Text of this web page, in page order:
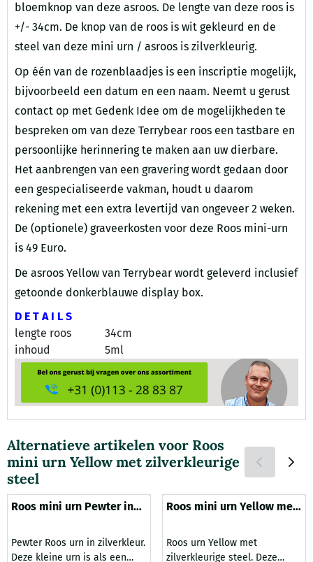
bloemknop van deze asroos. De lengte van deze roos is
+/- 34cm. De knop van de roos is wit gekleurd en de
steel van deze mini urn / asroos is zilverkleurig.
Op één van de rozenblaadjes is een inscriptie mogelijk,
bijvoorbeeld een datum en een naam. Neemt u gerust
contact op met Gedenk Idee om de mogelijkheden te
bespreken om van deze Terrybear roos een tastbare en
persoonlijke herinnering te maken aan uw dierbare.
Het aanbrengen van een gravering wordt gedaan door
een gespecialiseerde vakman, houdt u daarom
rekening met een extra levertijd van ongeveer 2 weken.
De (optionele) graveerkosten voor deze Roos mini-urn
is 49 Euro.
De asroos Yellow van Terrybear wordt geleverd inclusief
getoonde donkerblauwe display box.
D E T A I L S
lengte roos
34cm
inhoud
5ml
Alternatieve artikelen voor Roos
mini urn Yellow met zilverkleurige
steel
Roos mini urn Pewter in
Pewter Roos urn in zilverkleur.
Deze kleine urn is als een
Roos mini urn Yellow met
Roos urn Yellow met
zilverkleurige steel. Deze